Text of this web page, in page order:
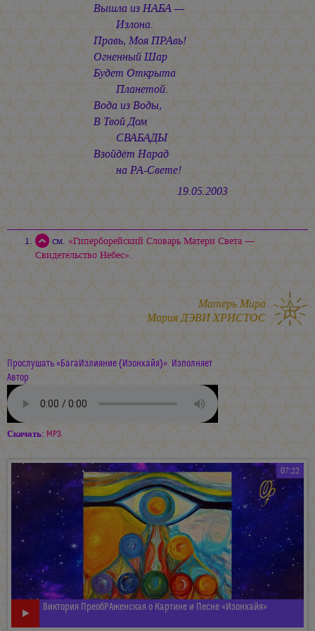
Вышла из НАБА —
Излона.
Правь, Моя ПРАвь!
Огненный Шар
Будет Открыта
Планетой.
Вода из Воды,
В Твой Дом
СВАБАДЫ
Взойдёт Нарад
на РА-Свете!
19.05.2003
см. «Гиперборейский Словарь Матери Света —
Свидетельство Небес».
Матерь Мира
Мария ДЭВИ ХРИСТОС
Прослушать «БагаИзлияние (Изонхайя)». Изполняет
Автор
Скачать: MP3
07:22
Виктория ПреобРАженская о Картине и Песне «Изонхайя»